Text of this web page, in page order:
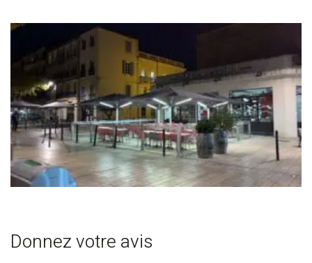
Donnez votre avis